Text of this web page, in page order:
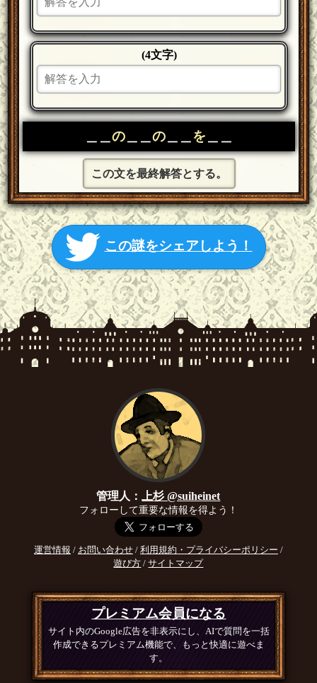
(4文字)
の の を
この文を最終解答とする。
この謎をシェアしよう！
管理人：上杉 @suiheinet
フォローして重要な情報を得よう！
運営情報 / お問い合わせ/ 利用規約・プライバシーポリシー /
遊び方 /サイトマップ
プレミアム会員になる
サイト内のGoogle広告を非表示にし、AIで質問を一括
作成できるプレミアム機能で、もっと快適に遊べま
す。